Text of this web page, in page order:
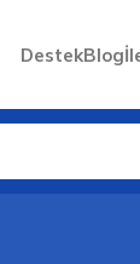
DestekBlog